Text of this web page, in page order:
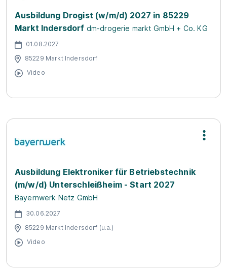
Ausbildung Drogist (w/m/d) 2027 in 85229
Markt Indersdorf dm-drogerie markt GmbH + Co. KG
01.08.2027
85229 Markt Indersdorf
Video
Ausbildung Elektroniker für Betriebstechnik
(m/w/d) Unterschleißheim - Start 2027
Bayernwerk Netz GmbH
30.06.2027
85229 Markt Indersdorf (u.a.)
Video